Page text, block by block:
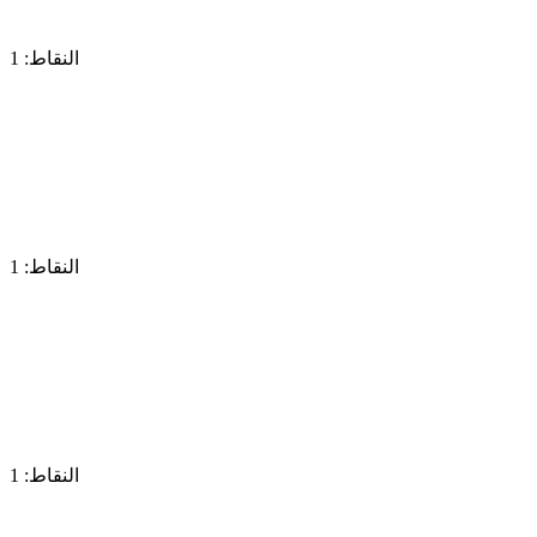
النقاط: 1
النقاط: 1
النقاط: 1